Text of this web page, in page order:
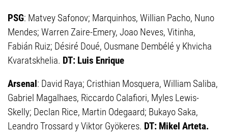
PSG: Matvey Safonov; Marquinhos, Willian Pacho, Nuno
Mendes; Warren Zaire-Emery, Joao Neves, Vitinha,
Fabián Ruiz; Désiré Doué, Ousmane Dembélé y Khvicha
Kvaratskhelia. DT: Luis Enrique
Arsenal: David Raya; Cristhian Mosquera, William Saliba,
Gabriel Magalhaes, Riccardo Calafiori, Myles Lewis-
Skelly; Declan Rice, Martin Odegaard; Bukayo Saka,
Leandro Trossard y Viktor Gyökeres. DT: Mikel Arteta.